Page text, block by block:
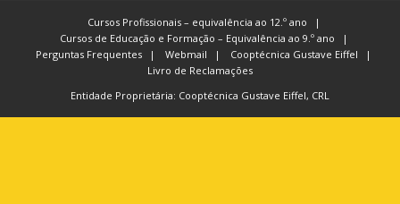
ContactosCursos Profissionais – equivalência ao 12.º ano
Cursos de Educação e Formação – Equivalência ao 9.º ano
Perguntas Frequentes
Webmail
Cooptécnica Gustave Eiffel
Livro de Reclamações
Entidade Proprietária: Cooptécnica Gustave Eiffel, CRL